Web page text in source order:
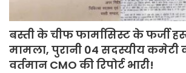
बस्ती के चीफ फार्मासिस्ट के फर्जी
मामला, पुरानी 04 सदस्यीय कमेटी
वर्तमान CMO की रिपोर्ट भारी!